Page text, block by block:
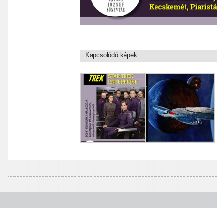
Kapcsolódó képek